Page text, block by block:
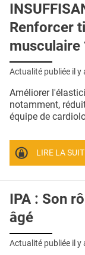
Renforcer
musculaire
Actualité publiée il y
Améliorer
notamment,
équipe de
LIRE LA
IPA : Son
âgé
Actualité publiée il y